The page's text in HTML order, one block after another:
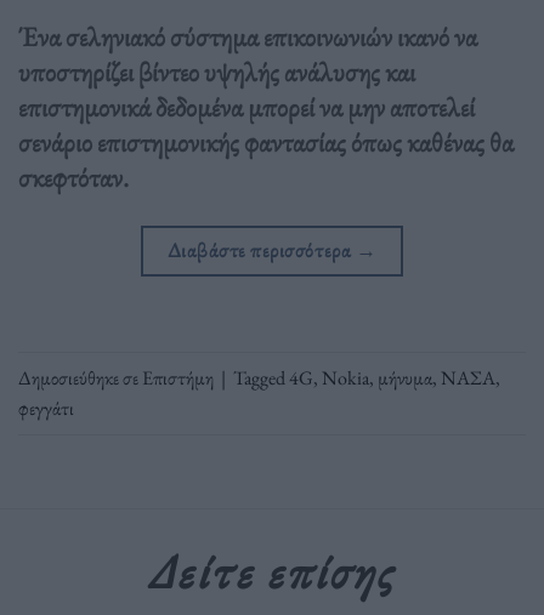
Ένα σεληνιακό σύστημα επικοινωνιών ικανό να
υποστηρίζει βίντεο υψηλής ανάλυσης και
επιστημονικά δεδομένα μπορεί να μην αποτελεί
σενάριο επιστημονικής φαντασίας όπως καθένας θα
σκεφτόταν.
Διαβάστε περισσότερα →
Δημοσιεύθηκε σεΕπιστήμη | Tagged4G, Nokia, μήνυμα, ΝΑΣΑ,
φεγγάτι
Δείτε επίσης